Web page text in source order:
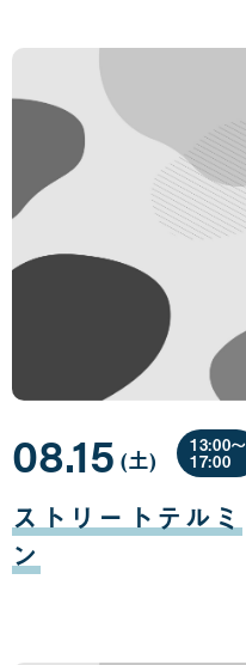
ストリートテルミ
ン
08.15
月
15
日
(土曜
日
)
13:00〜
17:00